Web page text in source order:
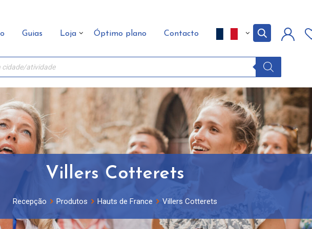
Guias Loja Óptimo plano Contacto
Villers Cotterets
Recepção Produtos Hauts de France Villers Cotterets